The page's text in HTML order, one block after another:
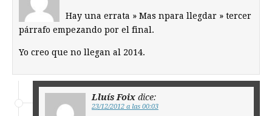
Hay una errata » Mas npara llegdar » tercer
párrafo empezando por el final.
Yo creo que no llegan al 2014.
Lluís Foix dice:
23/12/2012 a las 00:03